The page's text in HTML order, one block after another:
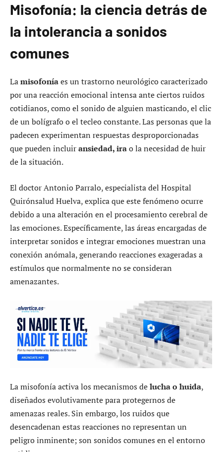
Misofonía: la ciencia detrás de
la intolerancia a sonidos
comunes
Lamisofoníaes un trastorno neurológico caracterizado
por una reacción emocional intensa ante ciertos ruidos
cotidianos, como el sonido de alguien masticando, el clic
de un bolígrafo o el tecleo constante. Las personas que la
padecen experimentan respuestas desproporcionadas
que pueden incluiransiedad, irao la necesidad de huir
de la situación.
El doctor Antonio Parralo, especialista del Hospital
Quirónsalud Huelva, explica que este fenómeno ocurre
debido a una alteración en el procesamiento cerebral de
las emociones. Específicamente, las áreas encargadas de
interpretar sonidos e integrar emociones muestran una
conexión anómala, generando reacciones exageradas a
estímulos que normalmente no se consideran
amenazantes.
La misofonía activa los mecanismos delucha o huida,
diseñados evolutivamente para protegernos de
amenazas reales. Sin embargo, los ruidos que
desencadenan estas reacciones no representan un
peligro inminente; son sonidos comunes en el entorno